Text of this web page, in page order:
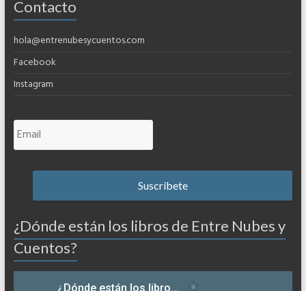
Contacto
hola@entrenubesycuentos.com
Facebook
Instagram
¿Dónde están los libros de Entre Nubes y
Cuentos?